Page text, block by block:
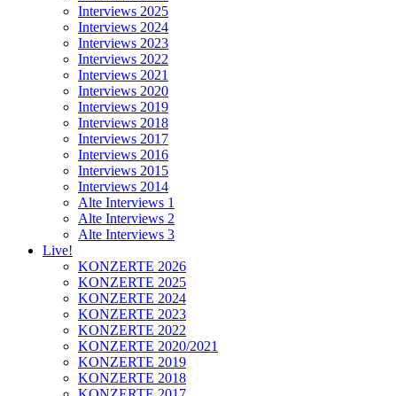
Interviews 2025
Interviews 2024
Interviews 2023
Interviews 2022
Interviews 2021
Interviews 2020
Interviews 2019
Interviews 2018
Interviews 2017
Interviews 2016
Interviews 2015
Interviews 2014
Alte Interviews 1
Alte Interviews 2
Alte Interviews 3
Live!
KONZERTE 2026
KONZERTE 2025
KONZERTE 2024
KONZERTE 2023
KONZERTE 2022
KONZERTE 2020/2021
KONZERTE 2019
KONZERTE 2018